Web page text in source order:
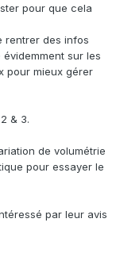
pour que cela
rentrer des infos
sur les
pour mieux gérer
& 3.
de volumétrie
pour essayer le
par leur avis